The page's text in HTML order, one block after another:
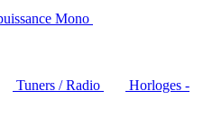
Mono
Tuners / Radio
Horloges -